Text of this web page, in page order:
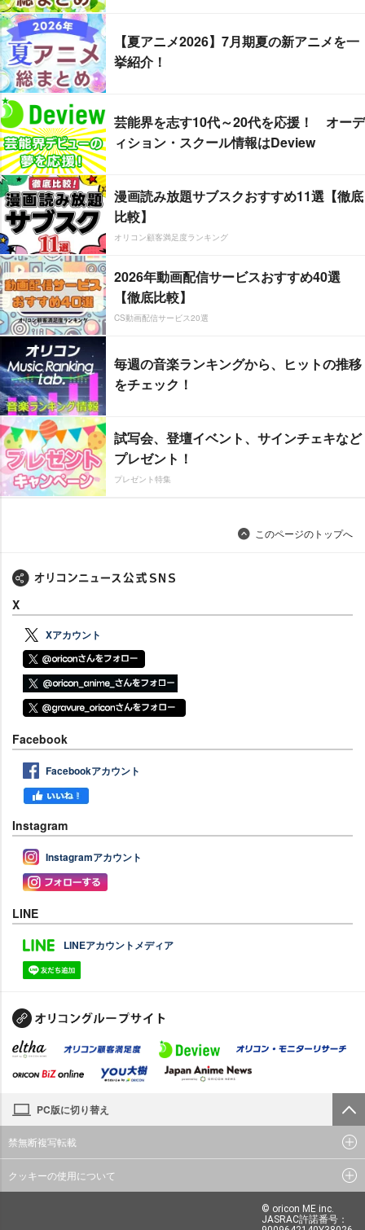
【夏アニメ2026】7月期夏の新アニメを一
挙紹介！
芸能界を志す10代～20代を応援！ オーデ
ィション・スクール情報はDeview
漫画読み放題サブスクおすすめ11選【徹底
比較】
オリコン顧客満足度ランキング
2026年動画配信サービスおすすめ40選
【徹底比較】
CS動画配信サービス20選
毎週の音楽ランキングから、ヒットの推移
をチェック！
試写会、登壇イベント、サインチェキなど
プレゼント！
プレゼント特集
このページのトップへ
X
Xアカウント
Facebook
Facebookアカウント
Instagram
Instagramアカウント
LINE
LINEアカウントメディア
PC版に切り替え
禁無断複写転載
クッキーの使用について
© oricon ME inc.
JASRAC許諾番号：